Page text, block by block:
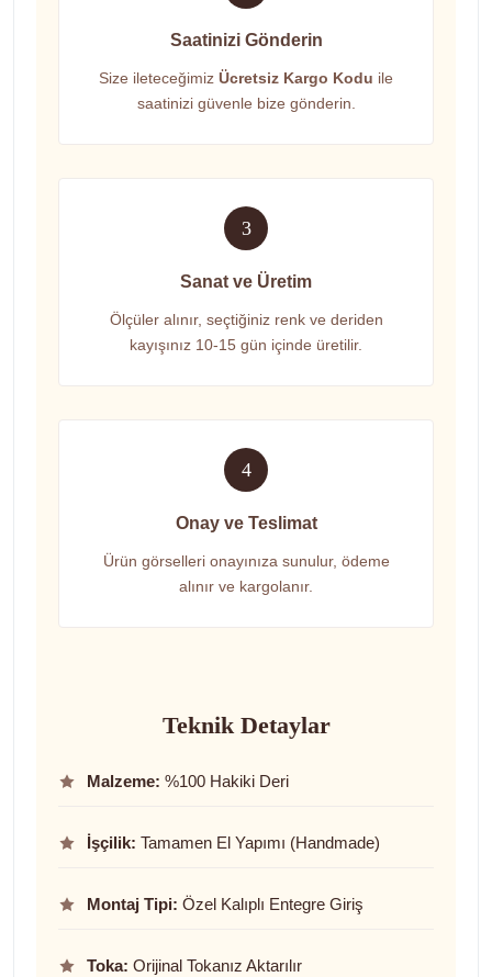
Saatinizi Gönderin
Size ileteceğimiz Ücretsiz Kargo Kodu ile
saatinizi güvenle bize gönderin.
3
Sanat ve Üretim
Ölçüler alınır, seçtiğiniz renk ve deriden
kayışınız 10-15 gün içinde üretilir.
4
Onay ve Teslimat
Ürün görselleri onayınıza sunulur, ödeme
alınır ve kargolanır.
Teknik Detaylar
Malzeme: %100 Hakiki Deri
İşçilik: Tamamen El Yapımı (Handmade)
Montaj Tipi: Özel Kalıplı Entegre Giriş
Toka: Orijinal Tokanız Aktarılır